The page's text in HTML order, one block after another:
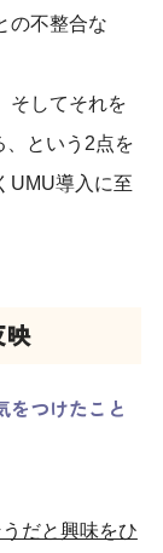
の不整合な
そしてそれを
、という2点を
UMU導入に至
映
つけたこと
だと興味をひ